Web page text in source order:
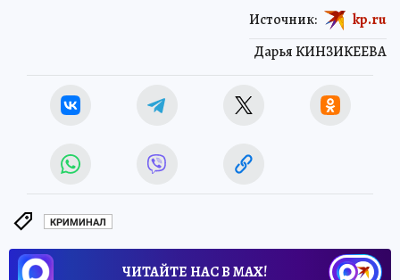
Дарья КИНЗИКЕЕВА
Источник: kp.ru
КРИМИНАЛ
ЧИТАЙТЕ НАС В МАХ!